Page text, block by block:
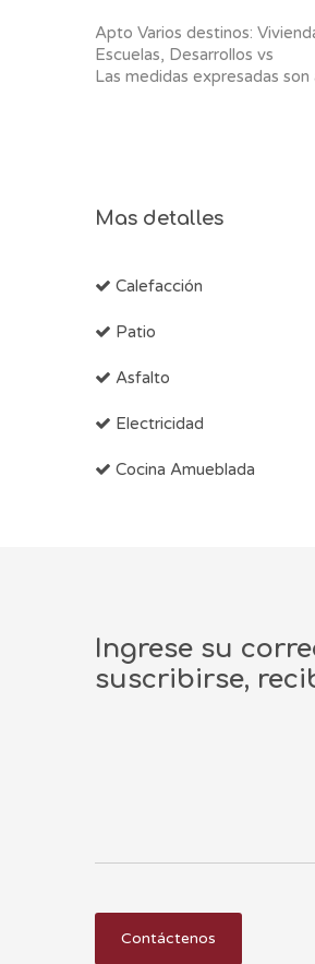
Apto Varios destinos:
Escuelas, Desarrollos vs
Las medidas expresadas
Mas detalles
Calefacción
Patio
Asfalto
Electricidad
Cocina Amueblada
Ingrese su
suscribirse,
Contáctenos